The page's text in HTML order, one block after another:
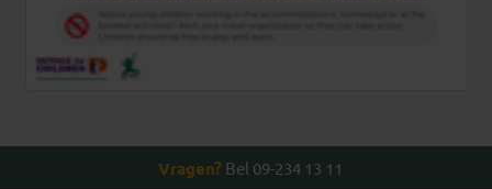
Vragen? Bel 09-234 13 11